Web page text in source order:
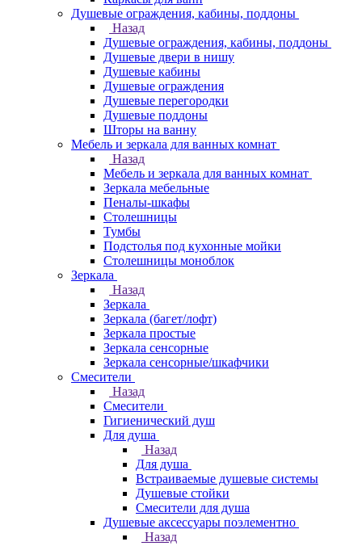
Душевые ограждения, кабины, поддоны
Назад
Душевые ограждения, кабины, поддоны
Душевые двери в нишу
Душевые кабины
Душевые ограждения
Душевые перегородки
Душевые поддоны
Шторы на ванну
Мебель и зеркала для ванных комнат
Назад
Мебель и зеркала для ванных комнат
Зеркала мебельные
Пеналы-шкафы
Столешницы
Тумбы
Подстолья под кухонные мойки
Столешницы моноблок
Зеркала
Назад
Зеркала
Зеркала (багет/лофт)
Зеркала простые
Зеркала сенсорные
Зеркала сенсорные/шкафчики
Смесители
Назад
Смесители
Гигиенический душ
Для душа
Назад
Для душа
Встраиваемые душевые системы
Душевые стойки
Смесители для душа
Душевые аксессуары поэлементно
Назад